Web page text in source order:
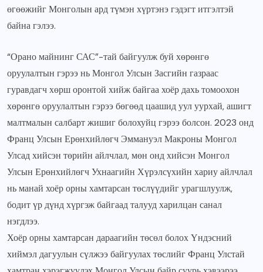
өгөөжийг Монголын ард түмэн хүртэнэ гэдэгт итгэлтэй
байна гэлээ.
“Орано майнинг САС”-тай байгуулж буй хөрөнгө
оруулалтын гэрээ нь Монгол Улсын Засгийн газраас
гуравдагч хөрш оронтой хийж байгаа хоёр дахь томоохон
хөрөнгө оруулалтын гэрээ бөгөөд цаашид уул уурхай, ашигт
малтмалын салбарт жишиг болохуйц гэрээ болсон. 2023 онд
Франц Улсын Ерөнхийлөгч Эммануэл Макроны Монгол
Улсад хийсэн төрийн айлчлал, мөн онд хийсэн Монгол
Улсын Ерөнхийлөгч Ухнаагийн Хүрэлсүхийн хариу айлчлал
нь манай хоёр орны хамтарсан төслүүдийг урагшлуулж,
бодит үр дүнд хүргэж байгаад талууд харилцан санал
нэгдлээ.
Хоёр орны хамтарсан дараагийн төсөл болох Үндэсний
хиймэл дагуулын сүлжээ байгуулах төслийг Франц Улстай